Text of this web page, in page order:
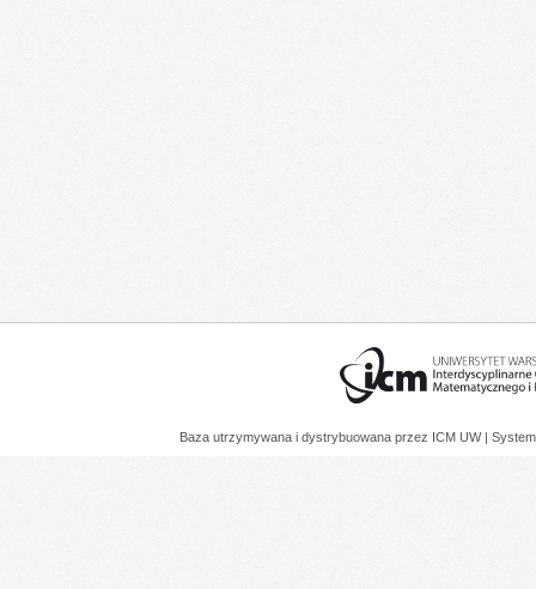
Baza utrzymywana i dystrybuowana przez ICM UW |